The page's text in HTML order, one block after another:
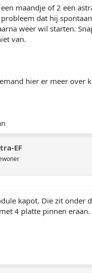
maandje of 2 een
dat hij
weer wil starten.
van.
hier er meer over
EF
kapot. Die zit onder
4 platte pinnen eraan.